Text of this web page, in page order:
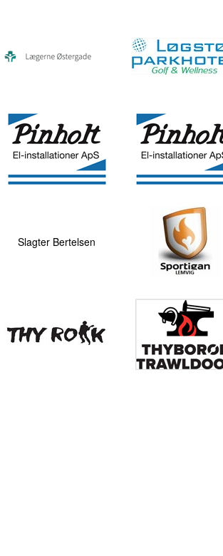
Slagter Bertelsen